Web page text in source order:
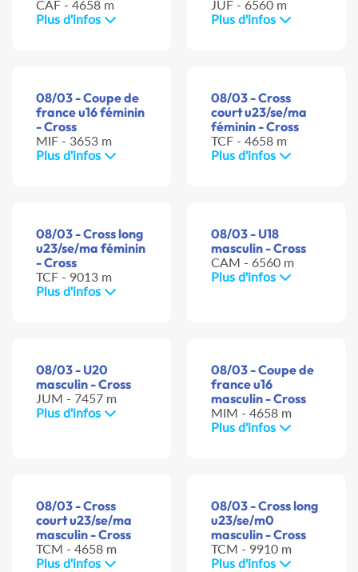
CAF - 4658 m
Plus d'infos
JUF - 6560 m
Plus d'infos
08/03 - Coupe de
france u16 féminin
- Cross
MIF - 3653 m
Plus d'infos
08/03 - Cross
court u23/se/ma
féminin - Cross
TCF - 4658 m
Plus d'infos
08/03 - Cross long
u23/se/ma féminin
- Cross
TCF - 9013 m
Plus d'infos
08/03 - U18
masculin - Cross
CAM - 6560 m
Plus d'infos
08/03 - U20
masculin - Cross
JUM - 7457 m
Plus d'infos
08/03 - Coupe de
france u16
masculin - Cross
MIM - 4658 m
Plus d'infos
08/03 - Cross
court u23/se/ma
masculin - Cross
TCM - 4658 m
Plus d'infos
08/03 - Cross long
u23/se/m0
masculin - Cross
TCM - 9910 m
Plus d'infos